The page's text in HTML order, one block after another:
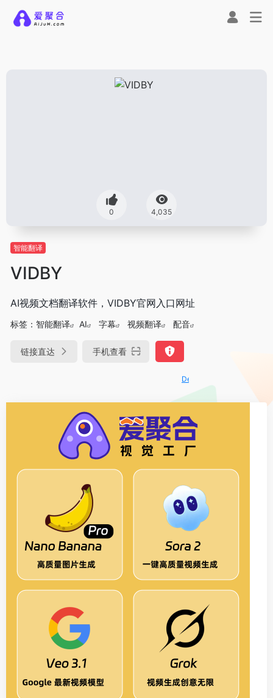
0 4,035
智能翻译
VIDBY
AI视频文档翻译软件，VIDBY官网入口网址
标签： 智能翻译 AI 字幕 视频翻译 配音
链接直达 手机查看
DeepSeek-R1、V3满血版免费